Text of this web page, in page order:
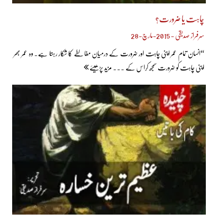
چاہت یا ضرورت؟
سرفراز صدیقی - 2015-مارچ-28
“انسان تمام عمر اپنی چاہت اور ضرورت کے درمیان مغالطے کا شکار رہتا ہے۔ وہ عمر بھر
اپنی چاہت کو ضرورت سمجھ کراس کے ... مزید پڑھیئے